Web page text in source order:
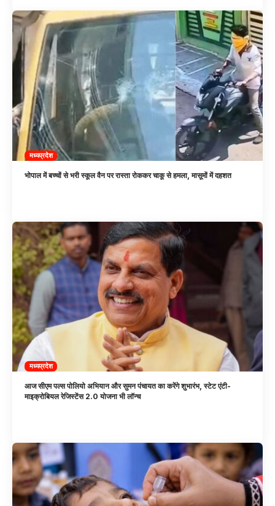
मध्यप्रदेश
भोपाल में बच्चों से भरी स्कूल वैन पर रास्ता रोककर चाकू से हमला, मासूमों में दहशत
मध्यप्रदेश
आज सीएम पल्स पोलियो अभियान और सुमन पंचायत का करेंगे शुभारंभ, स्टेट एंटी-
माइक्रोबियल रेजिस्टेंस 2.0 योजना भी लॉन्च